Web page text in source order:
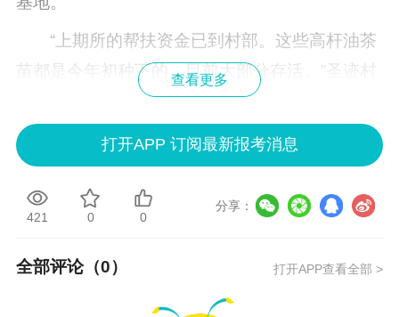
“上期所的帮扶资金已到村部。这些高杆油茶
苗都是今年初种下的，目前大部分存活。”圣迹村
弥陀镇是油茶林生长的适生区之一，当地村
民历来有种植和经营油茶的习惯，造林积极性很
高。不过，由于地方投入不足，后续产业发展跟
式，荒芜、低产导致经济效益低下，始终未能形
查看更多
打开APP 订阅最新报考消息
421 0 0
分享：
全部评论（0） 打开APP查看全部 >